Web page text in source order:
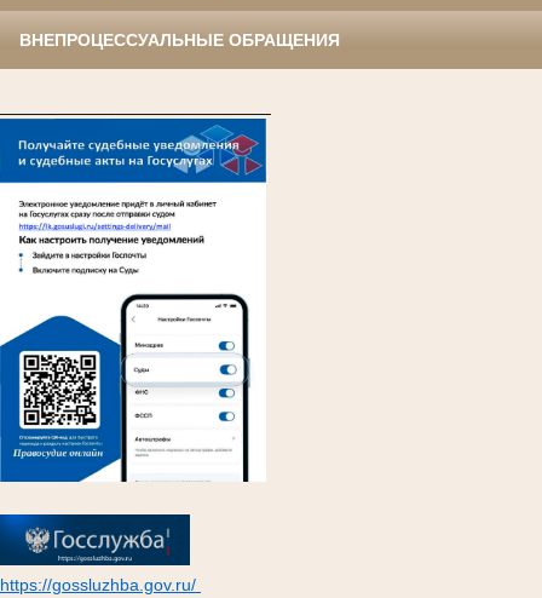
ВНЕПРОЦЕССУАЛЬНЫЕ ОБРАЩЕНИЯ
https://gossluzhba.gov.ru/